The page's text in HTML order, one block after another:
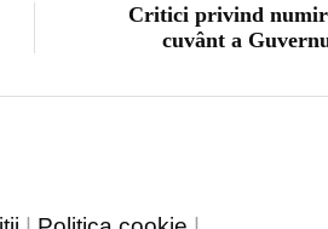
Critici privind
cuvânt a